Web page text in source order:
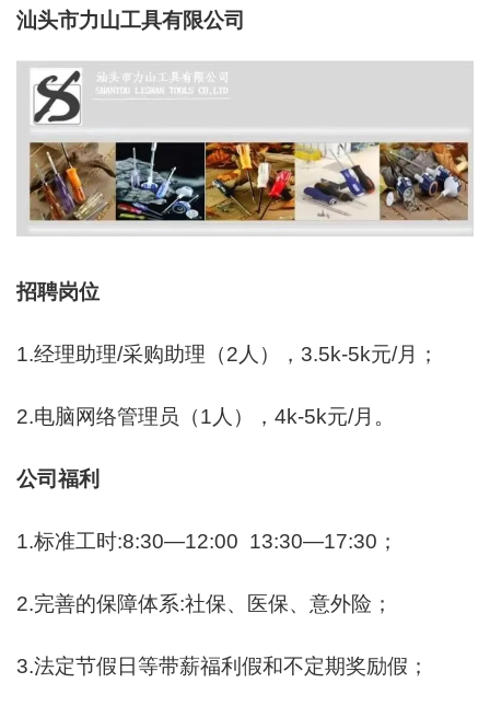
汕头市力山工具有限公司
招聘岗位
1.经理助理/采购助理（2人），3.5k-5k元/月；
2.电脑网络管理员（1人），4k-5k元/月。
公司福利
1.标准工时:8:30—12:00 13:30—17:30；
2.完善的保障体系:社保、医保、意外险；
3.法定节假日等带薪福利假和不定期奖励假；